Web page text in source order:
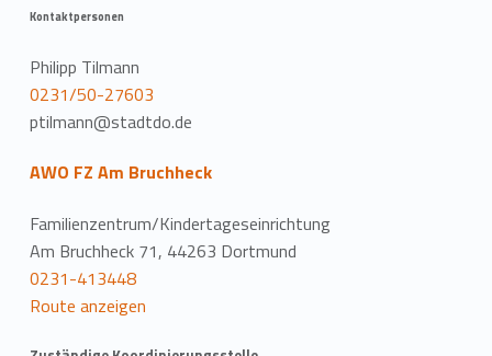
Kontaktpersonen
Philipp Tilmann
0231/50-27603
ptilmann@stadtdo.de
AWO FZ Am Bruchheck
Familienzentrum/Kindertageseinrichtung
Am Bruchheck 71, 44263 Dortmund
0231-413448
Route anzeigen